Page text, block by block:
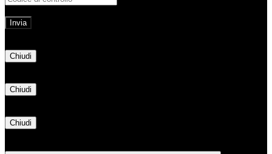
Chiudi
Chiudi
Chiudi